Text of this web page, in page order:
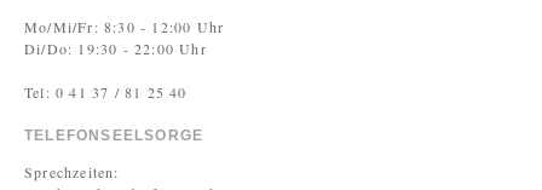
Mo/Mi/Fr: 8:30 - 12:00 Uhr
Di/Do: 19:30 - 22:00 Uhr
Tel: 0 41 37 / 81 25 40
TELEFONSEELSORGE
Sprechzeiten: